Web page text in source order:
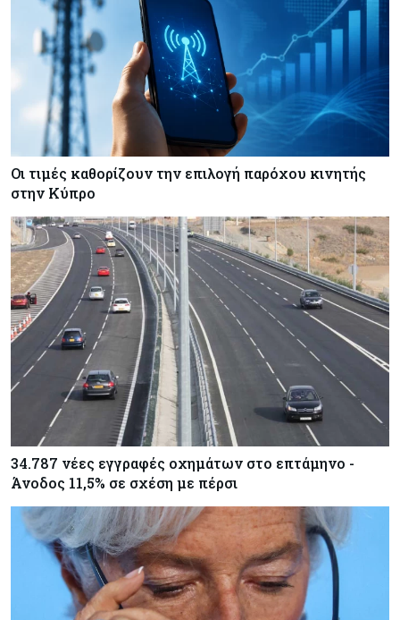
Κύπρος 07-08-2026
Πώς οι κυπριακές τράπεζες «τιμολογούν» τον
πόλεμο
Οι τιμές καθορίζουν την επιλογή παρόχου κινητής
στην Κύπρο
34.787 νέες εγγραφές οχημάτων στο επτάμηνο -
Άνοδος 11,5% σε σχέση με πέρσι